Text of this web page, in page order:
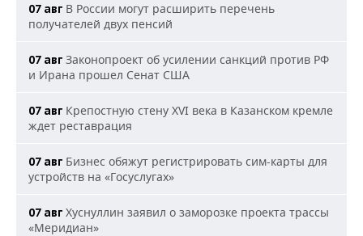
07 авг В России могут расширить перечень
получателей двух пенсий
07 авг Законопроект об усилении санкций против РФ
и Ирана прошел Сенат США
07 авг Крепостную стену XVI века в Казанском кремле
ждет реставрация
07 авг Бизнес обяжут регистрировать сим-карты для
устройств на «Госуслугах»
07 авг Хуснуллин заявил о заморозке проекта трассы
«Меридиан»